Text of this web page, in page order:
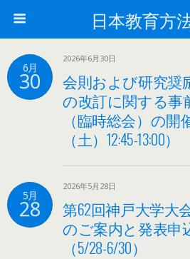
日本教育方
6月
30
2026年6月30日
会則および研究奨
の改訂に関する事
（臨時総会）の開
（土）12:45-13:00）
5月
28
2026年5月28日
第62回神戸大学大会
のご案内と発表申
（5/28-6/30）